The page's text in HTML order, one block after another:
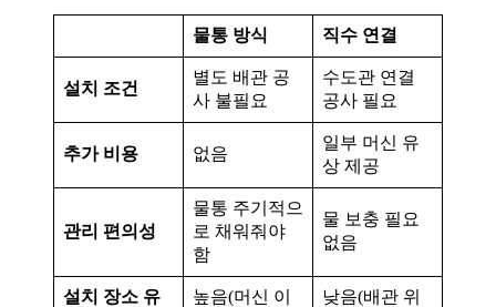
물통 방식 직수 연결
설치 조건
별도 배관 공
사 불필요
수도관 연결
공사 필요
추가 비용 없음
일부 머신 유
상 제공
관리 편의성
물통 주기적으
로 채워줘야
함
물 보충 필요
없음
설치 장소 유
높음(머신 이
낮음(배관 위